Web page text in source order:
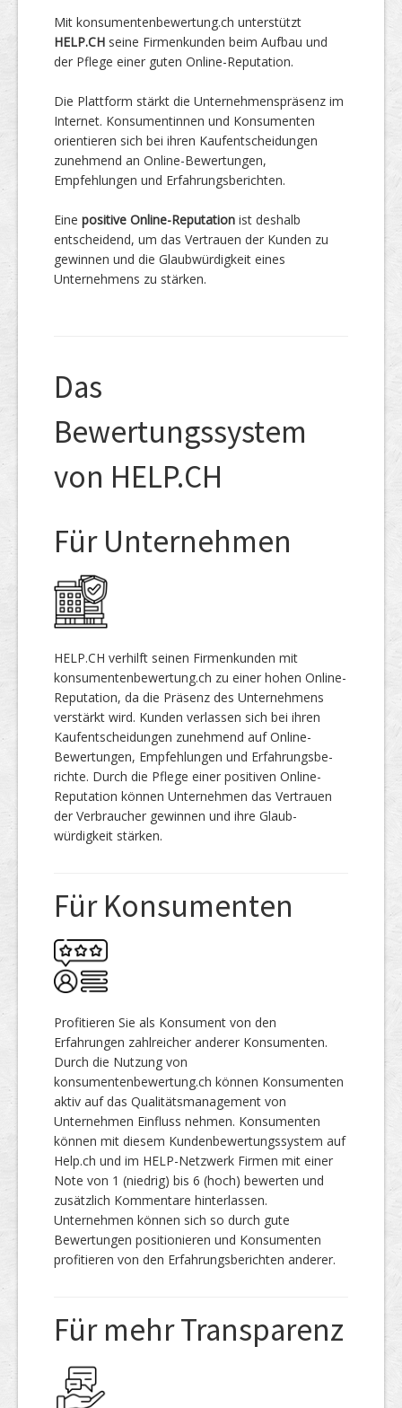
Mit konsumentenbewertung.ch unterstützt
HELP.CH seine Firmenkunden beim Aufbau und
der Pflege einer guten Online-Reputation.
Die Plattform stärkt die Unternehmenspräsenz im
Internet. Konsumentinnen und Konsumenten
orientieren sich bei ihren Kaufentscheidungen
zunehmend an Online-Bewertungen,
Empfehlungen und Erfahrungsberichten.
Eine positive Online-Reputation ist deshalb
entscheidend, um das Vertrauen der Kunden zu
gewinnen und die Glaubwürdigkeit eines
Unternehmens zu stärken.
Das
Bewertungssystem
von HELP.CH
Für Unternehmen
HELP.CH verhilft seinen Firmenkunden mit
konsumentenbewertung.ch zu einer hohen Online-
Reputation, da die Präsenz des Unternehmens
ver­stärkt wird. Kunden verlassen sich bei ihren
Kaufentscheidungen zunehmend auf Online-
Bewertungen, Empfeh­lungen und Erfahrungs­be­
richte. Durch die Pflege einer positiven Online-
Reputation können Unternehmen das Vertrauen
der Verbraucher gewinnen und ihre Glaub­
würdigkeit stärken.
Für Konsumenten
Profitieren Sie als Konsument von den
Erfahrungen zahlreicher anderer Konsumenten.
Durch die Nutzung von
konsumentenbewertung.ch können Konsumenten
aktiv auf das Qualitätsmanagement von
Unternehmen Einfluss nehmen. Konsumenten
können mit diesem Kundenbewertungssystem auf
Help.ch und im HELP-Netzwerk Firmen mit einer
Note von 1 (niedrig) bis 6 (hoch) bewerten und
zusätzlich Kommentare hinterlassen.
Unternehmen können sich so durch gute
Bewertungen positionieren und Konsumenten
profitieren von den Erfahrungsberichten anderer.
Für mehr Transparenz